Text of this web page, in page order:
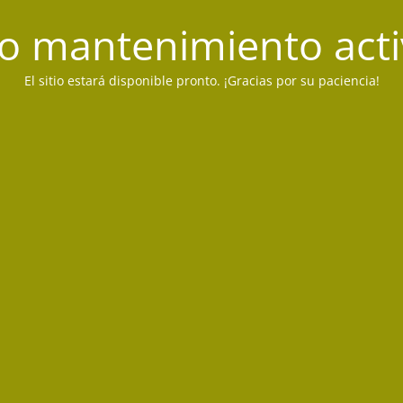
mantenimiento
El sitio estará disponible pronto. ¡Gracias por su paciencia!